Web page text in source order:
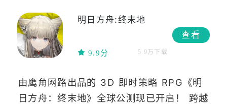
明日方舟:终末地
9.9分 5.9万下载
查看
由鹰角网路出品的 3D 即时策略 RPG《明
日方舟：终末地》全球公测现已开启！ 跨越